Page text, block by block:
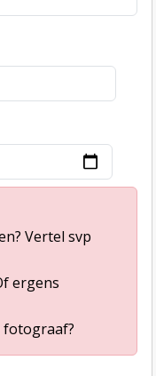
Vertel svp
ergens
fotograaf?